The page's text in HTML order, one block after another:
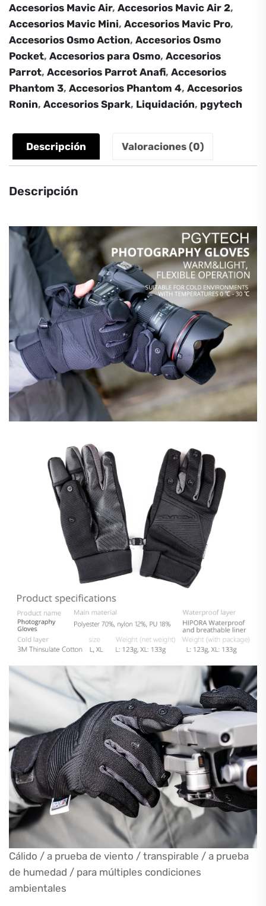
Accesorios Mavic Air, Accesorios Mavic Air 2,
Accesorios Mavic Mini, Accesorios Mavic Pro,
Accesorios Osmo Action, Accesorios Osmo
Pocket, Accesorios para Osmo, Accesorios
Parrot, Accesorios Parrot Anafi, Accesorios
Phantom 3, Accesorios Phantom 4, Accesorios
Ronin, Accesorios Spark, Liquidación, pgytech
Descripción Valoraciones (0)
Descripción
Cálido / a prueba de viento / transpirable / a prueba
de humedad / para múltiples condiciones
ambientales